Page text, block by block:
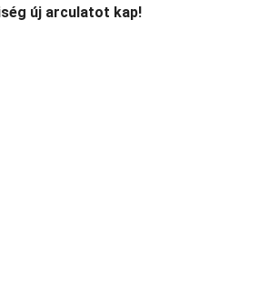
új arculatot kap!